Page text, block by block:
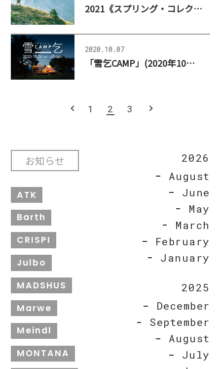
2021《スプリング・コレクション》公開、更新のお知らせ
2020.10.07
「雪乞CAMP」(2020年10月24日~25日) 開催のお知らせ
PREV
1 2 3
お知らせ
ATK
Barth
CRISPI
Julbo
MADSHUS
Marwe
Meindl
MONTANA
2026
August
June
May
March
February
January
2025
December
September
August
July